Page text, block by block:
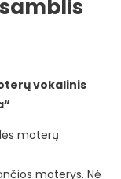
vokalinis
moterų
moterys. Nė